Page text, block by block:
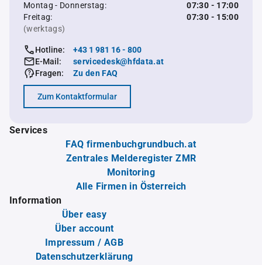
Montag - Donnerstag:
07:30 - 17:00
Freitag:
07:30 - 15:00
(werktags)
Hotline:
+43 1 981 16 - 800
E-Mail:
servicedesk@hfdata.at
Fragen:
Zu den FAQ
Zum Kontaktformular
Services
FAQ firmenbuchgrundbuch.at
Zentrales Melderegister ZMR
Monitoring
Alle Firmen in Österreich
Information
Über easy
Über account
Impressum / AGB
Datenschutzerklärung